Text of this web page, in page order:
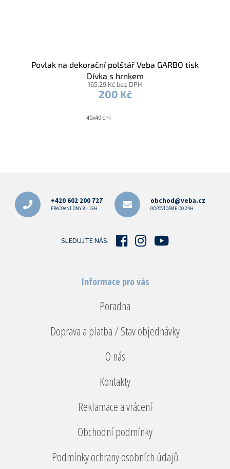
Povlak na dekorační polštář Veba GARBO tisk
Dívka s hrnkem
165,29 Kč bez DPH
200 Kč
40x40 cm
+420 602 200 727
PRACOVNÍ DNY 8 - 15H
obchod@veba.cz
ODPOVÍDÁME DO 24H
SLEDUJTE NÁS:
Informace pro vás
Poradna
Doprava a platba / Stav objednávky
O nás
Kontakty
Reklamace a vrácení
Obchodní podmínky
Podmínky ochrany osobních údajů